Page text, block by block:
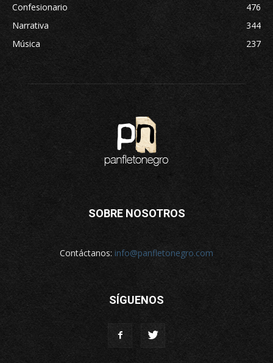
Confesionario
476
Narrativa
344
Música
237
SOBRE NOSOTROS
Contáctanos: info@panfletonegro.com
SÍGUENOS